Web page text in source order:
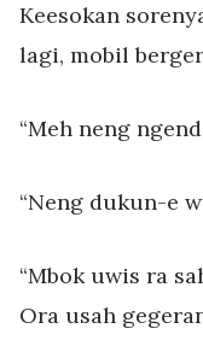
Keesokan
lagi, mobil
“Meh neng
“Neng dukun-e
“Mbok uwis ra
Ora usah